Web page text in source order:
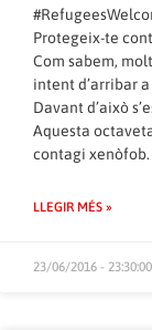
Protegeix-te
Com sabem,
intent d’arribar
Davant d’això
Aquesta
contagi xenòfob.
LLEGIR MÉS »
23/06/2016 - 23:30:00